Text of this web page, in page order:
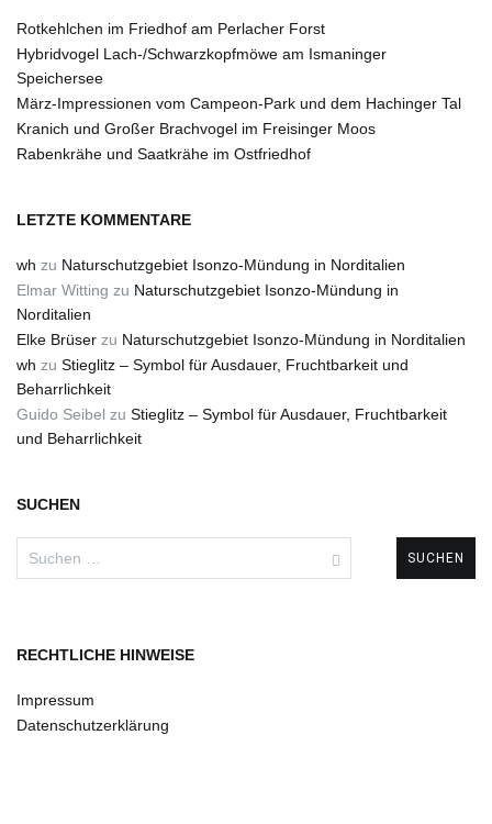
Rotkehlchen im Friedhof am Perlacher Forst
Hybridvogel Lach-/Schwarzkopfmöwe am Ismaninger
Speichersee
März-Impressionen vom Campeon-Park und dem Hachinger Tal
Kranich und Großer Brachvogel im Freisinger Moos
Rabenkrähe und Saatkrähe im Ostfriedhof
LETZTE KOMMENTARE
wh zu Naturschutzgebiet Isonzo-Mündung in Norditalien
Elmar Witting zu Naturschutzgebiet Isonzo-Mündung in
Norditalien
Elke Brüser zu Naturschutzgebiet Isonzo-Mündung in Norditalien
wh zu Stieglitz – Symbol für Ausdauer, Fruchtbarkeit und
Beharrlichkeit
Guido Seibel zu Stieglitz – Symbol für Ausdauer, Fruchtbarkeit
und Beharrlichkeit
SUCHEN
RECHTLICHE HINWEISE
Impressum
Datenschutzerklärung